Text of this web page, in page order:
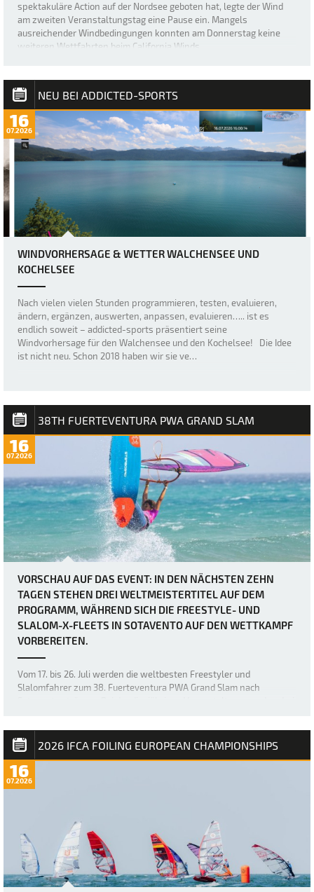
spektakuläre Action auf der Nordsee geboten hat, legte der Wind
am zweiten Veranstaltungstag eine Pause ein. Mangels
ausreichender Windbedingungen konnten am Donnerstag keine
weiteren Wettfahrten beim California Winds…
NEU BEI ADDICTED-SPORTS
16
07.2026
WINDVORHERSAGE & WETTER WALCHENSEE UND
KOCHELSEE
Nach vielen vielen Stunden programmieren, testen, evaluieren,
ändern, ergänzen, auswerten, anpassen, evaluieren….. ist es
endlich soweit – addicted-sports präsentiert seine
Windvorhersage für den Walchensee und den Kochelsee! Die Idee
ist nicht neu. Schon 2018 haben wir sie ve…
38TH FUERTEVENTURA PWA GRAND SLAM
16
07.2026
VORSCHAU AUF DAS EVENT: IN DEN NÄCHSTEN ZEHN
TAGEN STEHEN DREI WELTMEISTERTITEL AUF DEM
PROGRAMM, WÄHREND SICH DIE FREESTYLE- UND
SLALOM-X-FLEETS IN SOTAVENTO AUF DEN WETTKAMPF
VORBEREITEN.
Vom 17. bis 26. Juli werden die weltbesten Freestyler und
Slalomfahrer zum 38. Fuerteventura PWA Grand Slam nach
Frauen sowie die Weltmeistertitel i…
2026 IFCA FOILING EUROPEAN CHAMPIONSHIPS
16
07.2026